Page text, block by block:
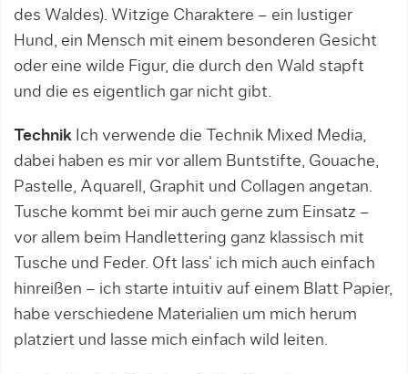
des Waldes). Witzige Charaktere – ein lustiger
Hund, ein Mensch mit einem besonderen Gesicht
oder eine wilde Figur, die durch den Wald stapft
und die es eigentlich gar nicht gibt.
Technik Ich verwende die Technik Mixed Media,
dabei haben es mir vor allem Buntstifte, Gouache,
Pastelle, Aquarell, Graphit und Collagen angetan.
Tusche kommt bei mir auch gerne zum Einsatz –
vor allem beim Handlettering ganz klassisch mit
Tusche und Feder. Oft lass’ ich mich auch einfach
hinreißen – ich starte intuitiv auf einem Blatt Papier,
habe verschiedene Materialien um mich herum
platziert und lasse mich einfach wild leiten.